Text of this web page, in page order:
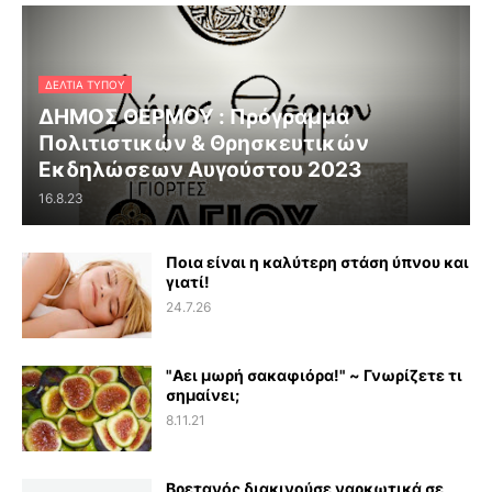
ΔΕΛΤΊΑ ΤΎΠΟΥ
ΔΗΜΟΣ ΘΕΡΜΟΥ : Πρόγραμμα
Πολιτιστικών & Θρησκευτικών
Εκδηλώσεων Αυγούστου 2023
16.8.23
Ποια είναι η καλύτερη στάση ύπνου και
γιατί!
24.7.26
"Αει μωρή σακαφιόρα!" ~ Γνωρίζετε τι
σημαίνει;
8.11.21
Βρετανός διακινούσε ναρκωτικά σε